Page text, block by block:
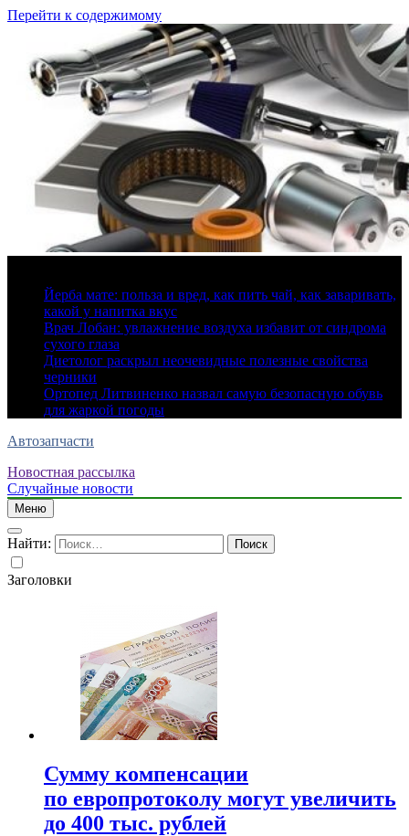
Перейти к содержимому
Йерба мате: польза и вред, как пить чай, как заваривать,
какой у напитка вкус
Врач Лобан: увлажнение воздуха избавит от синдрома
сухого глаза
Диетолог раскрыл неочевидные полезные свойства
черники
Ортопед Литвиненко назвал самую безопасную обувь
для жаркой погоды
Автозапчасти
Новостная рассылка
Случайные новости
Меню
Найти:
Заголовки
Сумму компенсации
по европротоколу могут увеличить
до 400 тыс. рублей